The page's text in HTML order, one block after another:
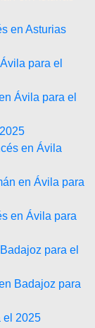
en Asturias
para el
Ávila para el
en Ávila
en Ávila para
en Ávila para
para el
Badajoz para
el 2025